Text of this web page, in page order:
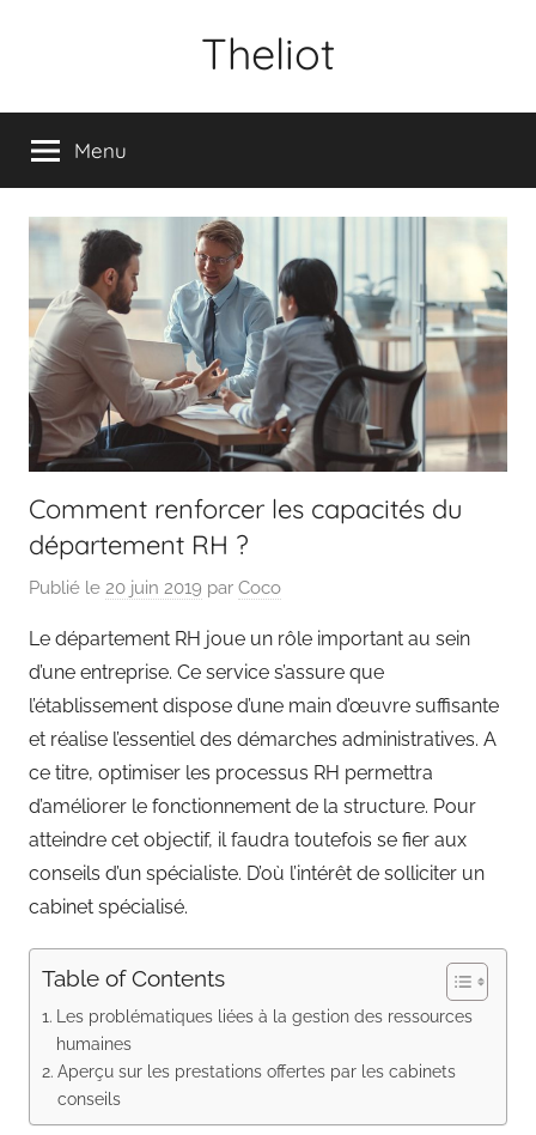
Theliot
Menu
Comment renforcer les capacités du
département RH ?
Publié le 20 juin 2019 par Coco
Le département RH joue un rôle important au sein
d’une entreprise. Ce service s’assure que
l’établissement dispose d’une main d’œuvre suffisante
et réalise l’essentiel des démarches administratives. A
ce titre, optimiser les processus RH permettra
d’améliorer le fonctionnement de la structure. Pour
atteindre cet objectif, il faudra toutefois se fier aux
conseils d’un spécialiste. D’où l’intérêt de solliciter un
cabinet spécialisé.
Table of Contents
Les problématiques liées à la gestion des ressources
humaines
Aperçu sur les prestations offertes par les cabinets
conseils